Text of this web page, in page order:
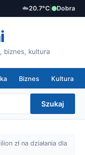
☁️20.7°C Dobra
biznes, kultura
Biznes Kultura
Szukaj
zł na działania dla